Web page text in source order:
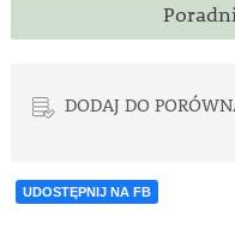
DODAJ DO
UDOSTĘPNIJ NA FB